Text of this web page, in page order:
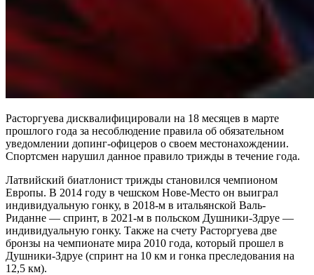
Расторгуева дисквалифицировали на 18 месяцев в марте
прошлого года за несоблюдение правила об обязательном
уведомлении допинг-офицеров о своем местонахождении.
Спортсмен нарушил данное правило трижды в течение года.
Латвийский биатлонист трижды становился чемпионом
Европы. В 2014 году в чешском Нове-Место он выиграл
индивидуальную гонку, в 2018-м в итальянской Валь-
Риданне — спринт, в 2021-м в польском Душники-Здруе —
индивидуальную гонку. Также на счету Расторгуева две
бронзы на чемпионате мира 2010 года, который прошел в
Душники-Здруе (спринт на 10 км и гонка преследования на
12,5 км).